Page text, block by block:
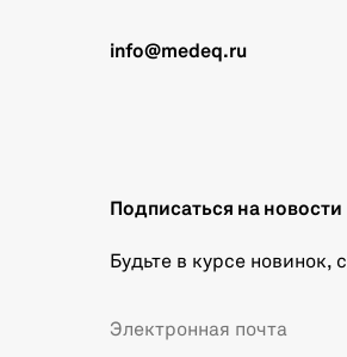
info@medeq.ru
Подписаться на новости
Будьте в курсе